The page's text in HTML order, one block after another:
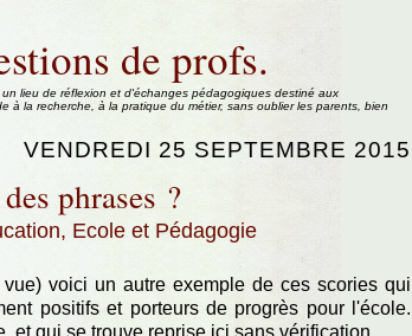
de profs.
lieu de réflexion et d'échanges pédagogiques destiné aux
la recherche, à la pratique du métier, sans oublier les parents, bien
VENDREDI 25 SEPTEMBRE 2015
phrases ?
Ecole et Pédagogie
voici un autre exemple de ces scories qui
positifs et porteurs de progrès pour l'école.